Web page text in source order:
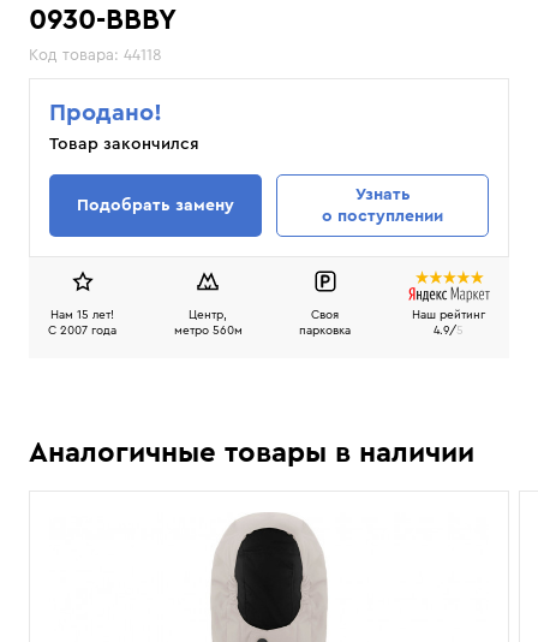
0930-BBBY
Код товара: 44118
Продано!
Товар закончился
Подобрать замену
Узнать
о поступлении
Нам 15 лет!
C 2007 года
Центр,
метро 560м
Своя
парковка
Наш рейтинг
4.9/5
Аналогичные товары в наличии